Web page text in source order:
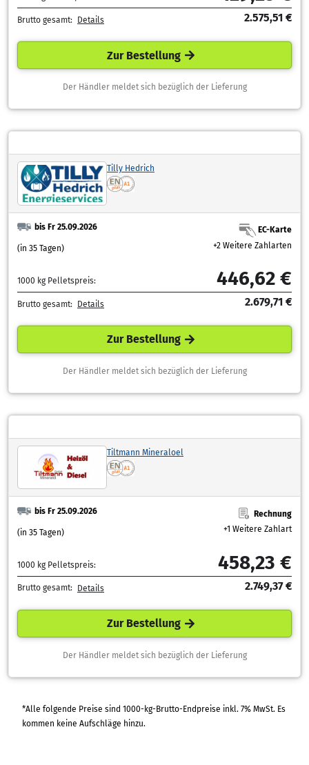
Brutto gesamt: Details 2.575,51 €
Zur Bestellung
Der Händler meldet sich bezüglich der Lieferung
Tilly Hedrich
bis Fr 25.09.2026
(in 35 Tagen)
EC-Karte
+2 Weitere Zahlarten
1000 kg Pelletspreis: 446,62 €
Brutto gesamt: Details 2.679,71 €
Zur Bestellung
Der Händler meldet sich bezüglich der Lieferung
Tiltmann Mineraloel
bis Fr 25.09.2026
(in 35 Tagen)
Rechnung
+1 Weitere Zahlart
1000 kg Pelletspreis: 458,23 €
Brutto gesamt: Details 2.749,37 €
Zur Bestellung
Der Händler meldet sich bezüglich der Lieferung
*Alle folgende Preise sind 1000-kg-Brutto-Endpreise inkl. 7% MwSt. Es
kommen keine Aufschläge hinzu.